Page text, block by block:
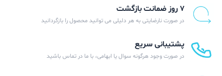
۷ روز ضمانت بازگشت
در صورت نارضایتی به هر دلیلی می توانید محصول را بازگردانید
پشتیبانی سریع
در صورت وجود هرگونه سوال یا ابهامی، با ما در تماس باشید